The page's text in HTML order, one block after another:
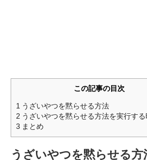
この記事の目次
1 うざいやつを黙らせる方法
2 うざいやつを黙らせる方法を実行す
3 まとめ
うざいやつを黙らせる方